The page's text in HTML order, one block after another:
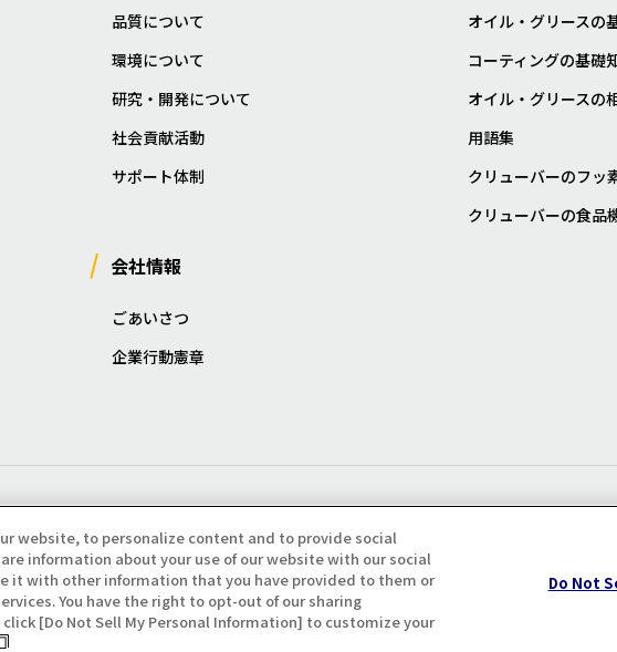
品質について
環境について
研究・開発について
社会貢献活動
サポート体制
会社情報
ごあいさつ
企業行動憲章
オイル・グリースの
コーティングの基礎
オイル・グリースの
用語集
クリューバーのフッ
クリューバーの食品
プライバシー・クッキーポリシ
CO., LTD.
website, to personalize content and to provide social
information about your use of our website with our social
it with other information that you have provided to them or
You have the right to opt-out of our sharing
[Do Not Sell My Personal Information] to customize your
Do Not